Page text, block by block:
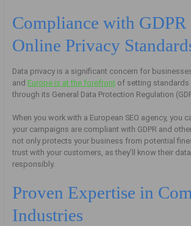
Compliance with GDPR
Online Privacy
Data privacy is a significant concern for
and Europe is at the forefront of setting
through its General Data Protection Regulation
When you work with a European SEO agency, you
your campaigns are compliant with GDPR and
not only protects your business from potential
trust with your customers, as they’ll know their
responsibly.
Proven Expertise in
Industries